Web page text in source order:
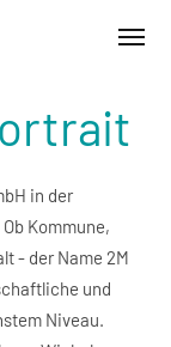
in der
Kommune,
- der Name 2M
und
Niveau.